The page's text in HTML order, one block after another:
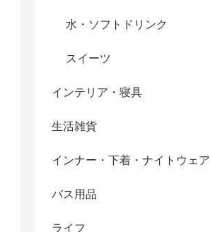
水・ソフトドリンク
スイーツ
インテリア・寝具
生活雑貨
インナー・下着・ナイトウェア
バス用品
ライフ